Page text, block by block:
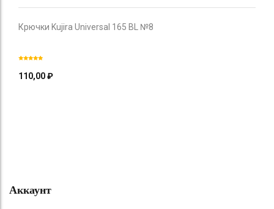
Крючки Kujira Universal 165 BL №8
110,00₽
Аккаунт